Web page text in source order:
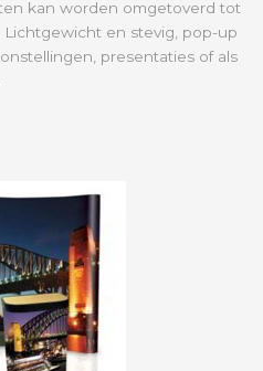
kan worden omgetoverd tot
en stevig, pop-up
presentaties of als